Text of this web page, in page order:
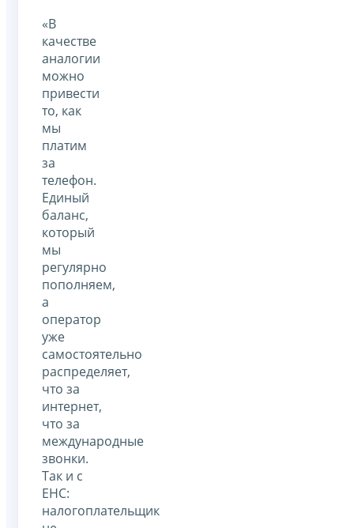
«В
качестве
аналогии
можно
привести
то, как
мы
платим
за
телефон.
Единый
баланс,
который
мы
регулярно
пополняем,
а
оператор
уже
самостоятельно
распределяет,
что за
интернет,
что за
международные
звонки.
Так и с
ЕНС:
налогоплательщик